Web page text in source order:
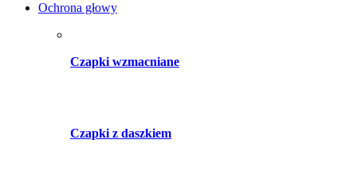
Ochrona głowy
Czapki wzmacniane
Czapki z daszkiem